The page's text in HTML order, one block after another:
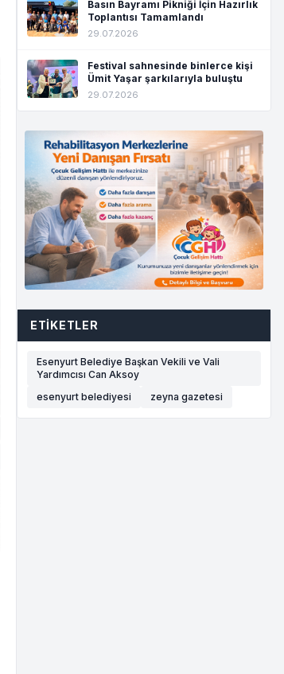
Basın Bayramı Pikniği İçin Hazırlık
Toplantısı Tamamlandı
29.07.2026
Festival sahnesinde binlerce kişi
Ümit Yaşar şarkılarıyla buluştu
29.07.2026
ETIKETLER
Esenyurt Belediye Başkan Vekili ve Vali
Yardımcısı Can Aksoy
esenyurt belediyesi
zeyna gazetesi